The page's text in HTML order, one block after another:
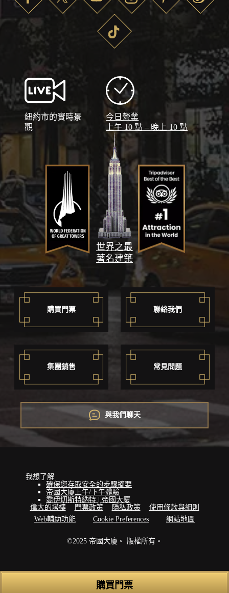
購買門票
購買門票 聯絡我們
集團銷售 常見問題
與我們聊天
紐約市的實時景
觀
今日營業
上午 10 點 – 晚上 10 點
世界之最
著名建築
我想了解
確保您存取安全的步驟摘要
帝國大廈上午/下午體驗
喬伊切斯特納特 | 帝國大廈
偉大的塔樓
門票政策 隱私政策
使用條款與細則
Web輔助功能
Cookie Preferences 網站地圖
©2025 帝國大廈。 版權所有。